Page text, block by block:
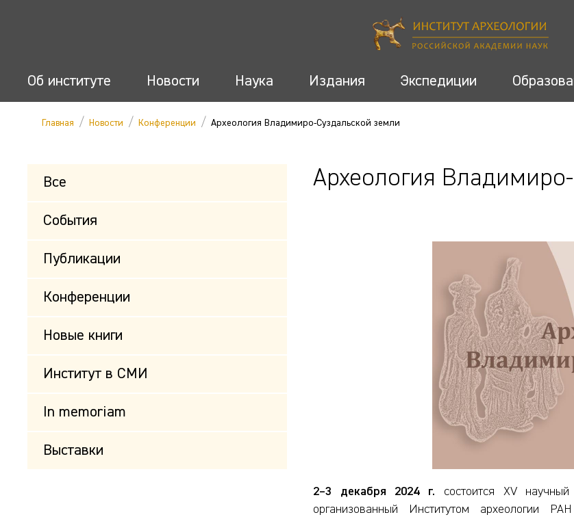
Об институте Новости Наука Издания Экспедиции
Главная / Новости / Конференции / Археология Владимиро-Суздальской земли
Все
События
Публикации
Конференции
Новые книги
Институт в СМИ
In memoriam
Выставки
Археология
2–3 декабря 2024 г. состоится XV
организованный Институтом археологии